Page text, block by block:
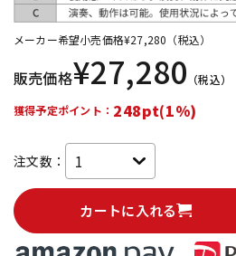
メーカー希望小売価格¥27,280 （税込）
販売価格¥27,280 （税込）
獲得予定ポイント： 248pt(1%)
注文数：
カートに入れる